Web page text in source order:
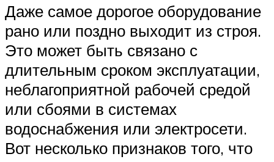
Даже самое дорогое оборудование
рано или поздно выходит из строя.
Это может быть связано с
длительным сроком эксплуатации,
неблагоприятной рабочей средой
или сбоями в системах
водоснабжения или электросети.
Вот несколько признаков того, что